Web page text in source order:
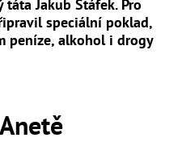
táta Jakub Štáfek. Pro
speciální poklad,
peníze, alkohol i drogy